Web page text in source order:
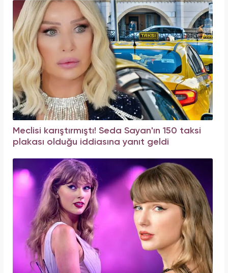
Meclisi karıştırmıştı! Seda Sayan'ın 150 taksi
plakası olduğu iddiasına yanıt geldi